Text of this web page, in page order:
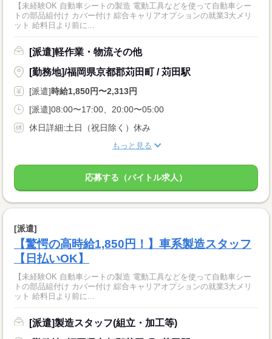
【未経験OK 自動車シートの製造 電動工具などを使って自動車シー
トの部品組付け カバー付け 綜合キャリアオプションの就業3大メリ
ット 給料日より前に...
[派遣]軽作業・物流その他
[勤務地]/福岡県京都郡苅田町 / 苅田駅
[派遣]時給1,850円〜2,313円
[派遣]08:00〜17:00、20:00〜05:00
休日詳細:土日（祝日除く）休み
もっと見る
応募する（バイトル求人）
[派遣]
【驚愕の高時給1,850円！】車系製造スタッフ
【日払いOK】
【未経験OK 自動車シートの製造 電動工具などを使って自動車シー
トの部品組付け カバー付け 綜合キャリアオプションの就業3大メリ
ット 給料日より前に...
[派遣]製造スタッフ(組立・加工等)